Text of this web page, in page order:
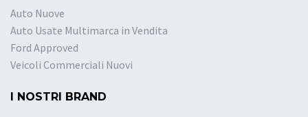
Auto Nuove
Auto Usate Multimarca in Vendita
Ford Approved
Veicoli Commerciali Nuovi
I NOSTRI BRAND